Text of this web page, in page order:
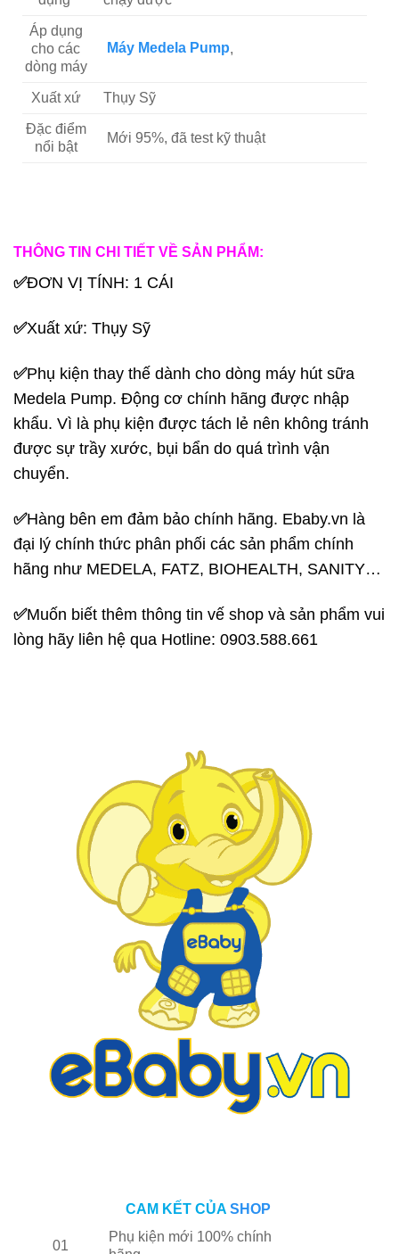
Áp dụng
cho các
dòng máy
Máy Medela Pump,
Xuất xứ Thụy Sỹ
Đặc điểm
nổi bật
Mới 95%, đã test kỹ thuật
THÔNG TIN CHI TIẾT VỀ SẢN PHẨM:
✅ĐƠN VỊ TÍNH: 1 CÁI
✅Xuất xứ: Thụy Sỹ
✅Phụ kiện thay thế dành cho dòng máy hút sữa
Medela Pump. Động cơ chính hãng được nhập
khẩu. Vì là phụ kiện được tách lẻ nên không tránh
được sự trầy xước, bụi bẩn do quá trình vận
chuyển.
✅Hàng bên em đảm bảo chính hãng. Ebaby.vn là
đại lý chính thức phân phối các sản phẩm chính
hãng như MEDELA, FATZ, BIOHEALTH, SANITY…
✅Muốn biết thêm thông tin vế shop và sản phẩm vui
lòng hãy liên hệ qua Hotline: 0903.588.661
CAM KẾT CỦA SHOP
01
Phụ kiện mới 100% chính